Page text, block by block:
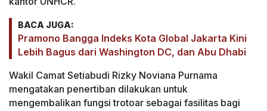
BACA JUGA:
Pramono Bangga Indeks Kota Global Jakarta Kini
Lebih Bagus dari Washington DC, dan Abu Dhabi
Wakil Camat Setiabudi Rizky Noviana Purnama
mengatakan penertiban dilakukan untuk
mengembalikan fungsi trotoar sebagai fasilitas bagi